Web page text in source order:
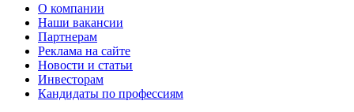
О компании
Наши вакансии
Партнерам
Реклама на сайте
Новости и статьи
Инвесторам
Кандидаты по профессиям